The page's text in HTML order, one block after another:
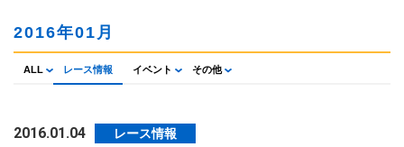
2016年01月
ALL レース情報 イベント その他
2016.01.04 レース情報